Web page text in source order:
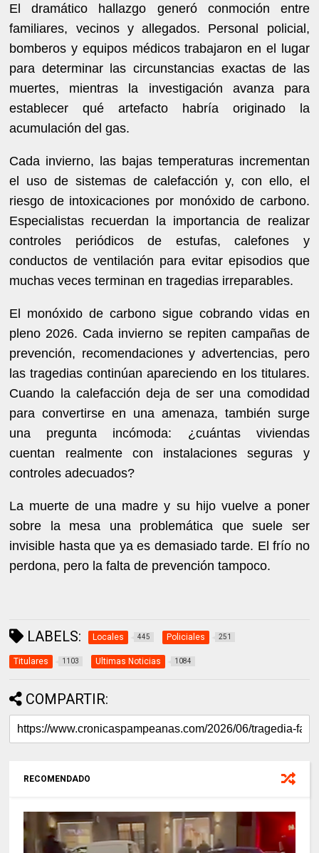
El dramático hallazgo generó conmoción entre
familiares, vecinos y allegados. Personal policial,
bomberos y equipos médicos trabajaron en el lugar
para determinar las circunstancias exactas de las
muertes, mientras la investigación avanza para
establecer qué artefacto habría originado la
acumulación del gas.
Cada invierno, las bajas temperaturas incrementan
el uso de sistemas de calefacción y, con ello, el
riesgo de intoxicaciones por monóxido de carbono.
Especialistas recuerdan la importancia de realizar
controles periódicos de estufas, calefones y
conductos de ventilación para evitar episodios que
muchas veces terminan en tragedias irreparables.
El monóxido de carbono sigue cobrando vidas en
pleno 2026. Cada invierno se repiten campañas de
prevención, recomendaciones y advertencias, pero
las tragedias continúan apareciendo en los titulares.
Cuando la calefacción deja de ser una comodidad
para convertirse en una amenaza, también surge
una pregunta incómoda: ¿cuántas viviendas
cuentan realmente con instalaciones seguras y
controles adecuados?
La muerte de una madre y su hijo vuelve a poner
sobre la mesa una problemática que suele ser
invisible hasta que ya es demasiado tarde. El frío no
perdona, pero la falta de prevención tampoco.
LABELS: Locales 445 Policiales 251
Titulares 1103 Ultimas Noticias 1084
COMPARTIR:
RECOMENDADO